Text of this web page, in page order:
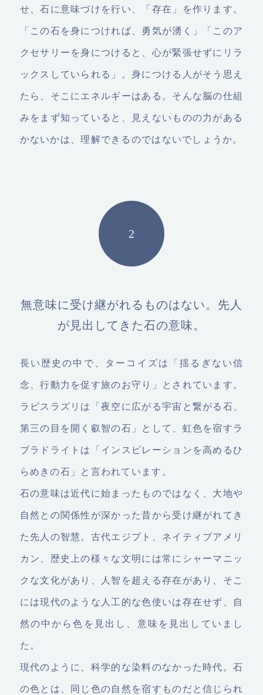
せ、石に意味づけを行い、「存在」を作ります。
「この石を身につければ、勇気が湧く」「このア
クセサリーを身につけると、心が緊張せずにリラ
ックスしていられる」。身につける人がそう思え
たら、そこにエネルギーはある。そんな脳の仕組
みをまず知っていると、見えないものの力がある
かないかは、理解できるのではないでしょうか。
無意味に受け継がれるものはない。先人
が見出してきた石の意味。
長い歴史の中で、ターコイズは「揺るぎない信
念、行動力を促す旅のお守り」とされています。
ラピスラズリは「夜空に広がる宇宙と繋がる石、
第三の目を開く叡智の石」として、虹色を宿すラ
ブラドライトは「インスピレーションを高めるひ
らめきの石」と言われています。
石の意味は近代に始まったものではなく、大地や
自然との関係性が深かった昔から受け継がれてき
た先人の智慧。古代エジプト、ネイティブアメリ
カン、歴史上の様々な文明には常にシャーマニッ
クな文化があり、人智を超える存在があり、そこ
には現代のような人工的な色使いは存在せず、自
然の中から色を見出し、意味を見出していまし
た。
現代のように、科学的な染料のなかった時代。石
の色とは、同じ色の自然を宿すものだと信じられ